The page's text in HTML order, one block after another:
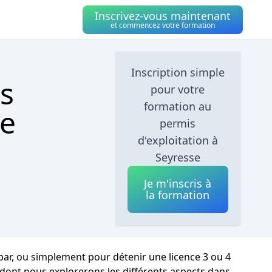
Inscrivez-vous maintenant
et commencez votre formation
Inscription simple
pour votre
formation au
permis
d'exploitation à
Seyresse
Je m'inscris à
la formation
ou simplement pour détenir une licence 3 ou 4